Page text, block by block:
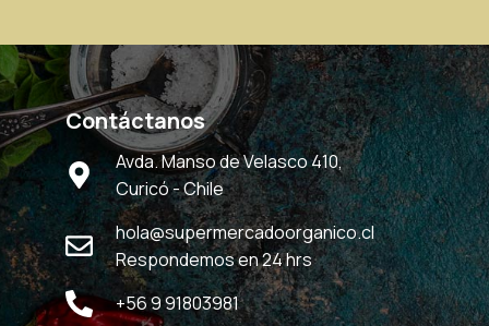
Contáctanos
Avda. Manso de Velasco 410,
Curicó - Chile
hola@supermercadoorganico.cl
Respondemos en 24 hrs
+56 9 91803981